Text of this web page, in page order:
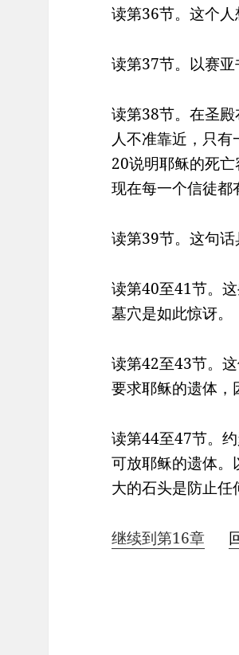
读第36节。这个人
读第37节。以赛亚
读第38节。在圣
人不准靠近，只
20说明耶稣的死
现在每一个信徒都
读第39节。这句话
读第40至41节。
墓穴是如此惊讶。
读第42至43节。
要求耶稣的遗体，
读第44至47节。
可放耶稣的遗体
大的石头是防止任
继续到第16章